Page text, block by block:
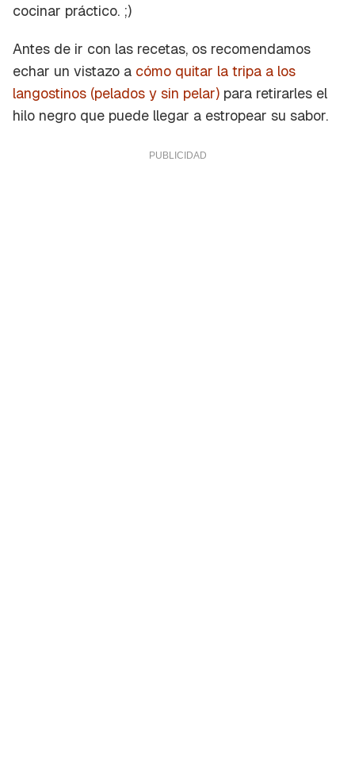
cocinar práctico. ;)
Antes de ir con las recetas, os recomendamos
echar un vistazo a cómo quitar la tripa a los
langostinos (pelados y sin pelar) para retirarles el
hilo negro que puede llegar a estropear su sabor.